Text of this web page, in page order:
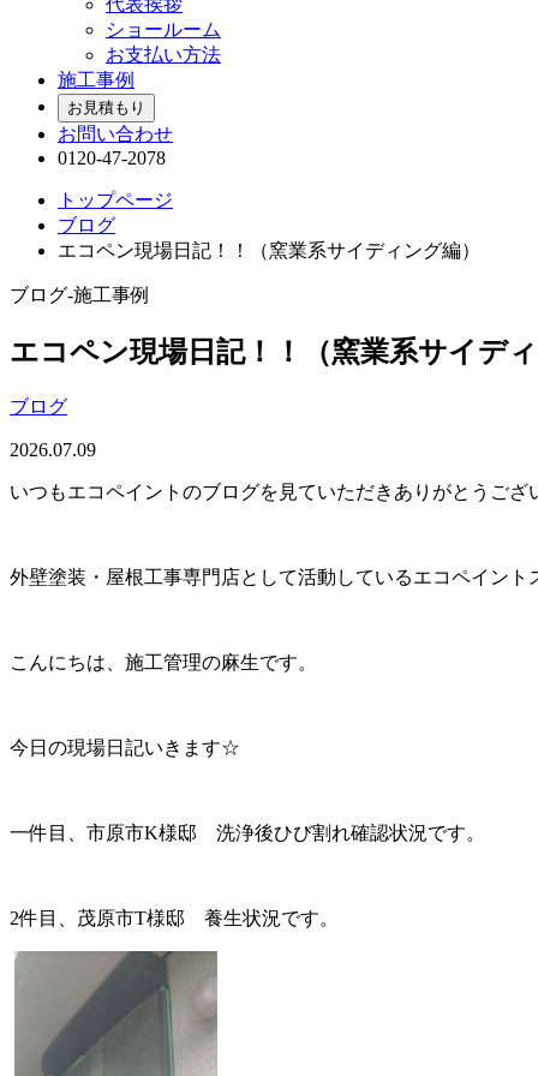
代表挨拶
ショールーム
お支払い方法
施工事例
お見積もり
お問い合わせ
0120-47-2078
トップページ
ブログ
エコペン現場日記！！（窯業系サイディング編）
ブログ-施工事例
エコペン現場日記！！（窯業系サイディ
ブログ
2026.07.09
いつもエコペイントのブログを見ていただきありがとうござ
外壁塗装・屋根工事専門店として活動しているエコペイント
こんにちは、施工管理の麻生です。
今日の現場日記いきます☆
一件目、市原市K様邸 洗浄後ひび割れ確認状況です。
2件目、茂原市T様邸 養生状況です。